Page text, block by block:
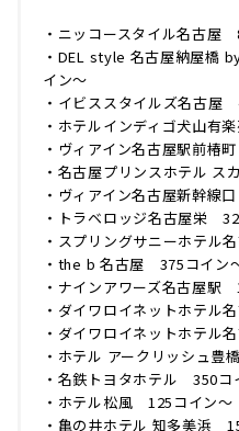
・ニッコースタイル名古屋
・DEL style 名古屋納屋橋
イン〜
・イビススタイルズ名古屋
・ホテルインディゴ犬山有
・ヴィアイン名古屋駅前椿
・名古屋プリンスホテル
・ヴィアイン名古屋新幹線
・トラベロッジ名古屋栄
・スプリングサニーホテル
・the b 名古屋 375コイン
・ナインアワーズ名古屋駅
・ダイワロイネットホテル
・ダイワロイネットホテル
・ホテル アークリッシュ
・名鉄トヨタホテル 350コ
・ホテル松風 125コイン〜
・亀の井ホテル 知多美浜